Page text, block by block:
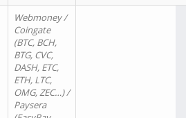
Webmoney /
Coingate
(BTC, BCH,
BTG, CVC,
DASH, ETC,
ETH, LTC,
OMG, ZEC…) /
Paysera